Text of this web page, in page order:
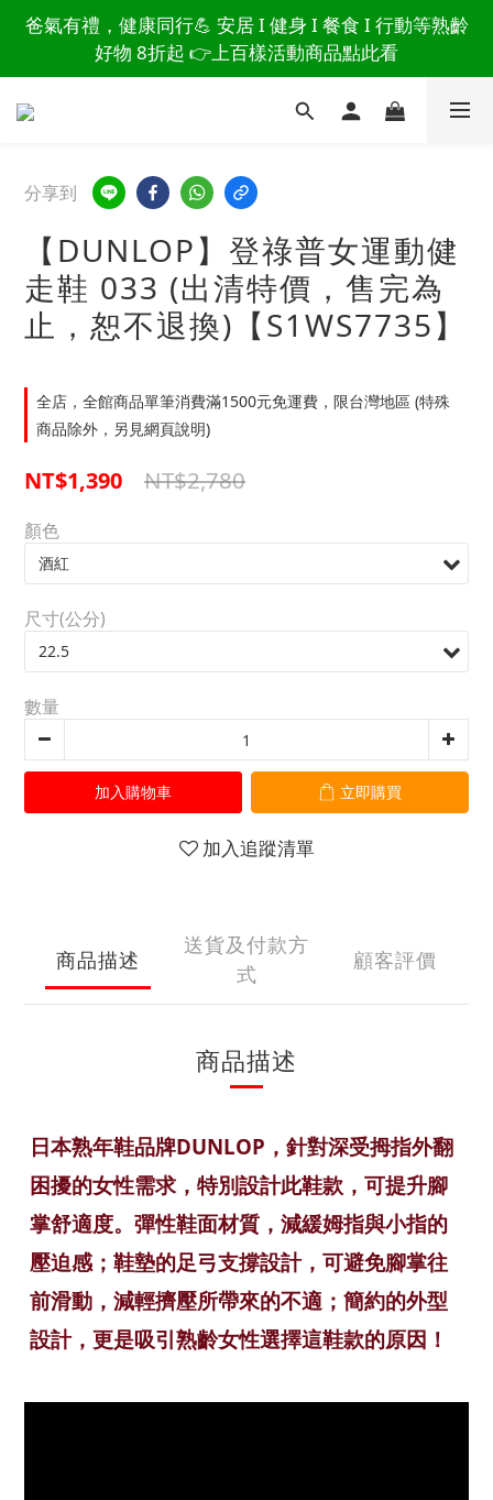
讀懂爸爸總說「不用買」的堅強 👉 3大生活貼心巧
思，找回他的生活主導權
爸氣有禮，健康同行💪 安居 I 健身 I 餐食 I 行動等熟齡
好物 8折起 👉上百樣活動商品點此看
讀懂爸爸總說「不用買」的堅強 👉 3大生活貼心巧
思，找回他的生活主導權
分享到
【DUNLOP】登祿普女運動健
走鞋 033 (出清特價，售完為
止，恕不退換)【S1WS7735】
全店，全館商品單筆消費滿1500元免運費，限台灣地區 (特殊
商品除外，另見網頁說明)
NT$1,390 NT$2,780
顏色
尺寸(公分)
數量
加入購物車 立即購買
加入追蹤清單
商品描述
送貨及付款方
式
顧客評價
商品描述
日本熟年鞋品牌DUNLOP，針對深受拇指外翻
困擾的女性需求，特別設計此鞋款，可提升腳
掌舒適度。彈性鞋面材質，減緩姆指與小指的
壓迫感；鞋墊的足弓支撐設計，可避免腳掌往
前滑動，減輕擠壓所帶來的不適；簡約的外型
設計，更是吸引熟齡女性選擇這鞋款的原因！